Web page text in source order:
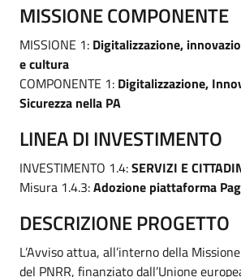
MISSIONE COMPONENTE
MISSIONE 1: Digitalizzazione,
e cultura
COMPONENTE 1: Digitalizzazione,
Sicurezza nella PA
LINEA DI INVESTIMENTO
INVESTIMENTO 1.4:SERVIZI E
Misura 1.4.3:Adozione piattaforma
DESCRIZIONE PROGETTO
L’Avviso attua, all’interno della
del PNRR, finanziato dall’Unione